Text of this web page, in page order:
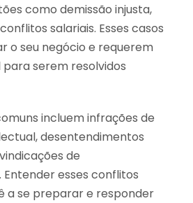
como demissão injusta,
salariais. Esses casos
o seu negócio e requerem
serem resolvidos
incluem infrações de
desentendimentos
de
Entender esses conflitos
a se preparar e responder